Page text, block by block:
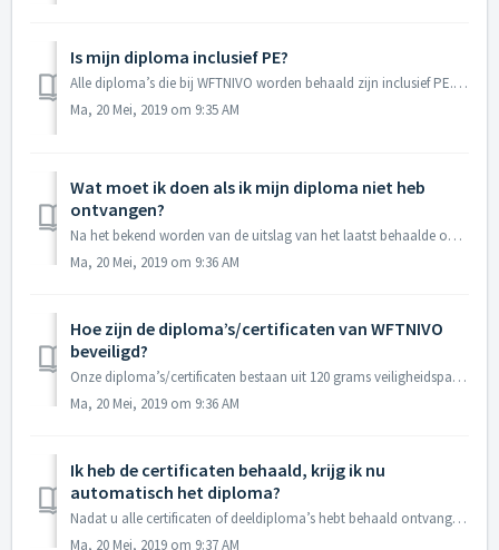
Is mijn diploma inclusief PE?
Alle diploma’s die bij WFTNIVO worden behaald zijn inclusief PE. Om welke PE het gaat, is afhankelijk van de periode waarin u het diploma hebt behaald. De P...
Ma, 20 Mei, 2019 om 9:35 AM
Wat moet ik doen als ik mijn diploma niet heb
ontvangen?
Na het bekend worden van de uitslag van het laatst behaalde onderdeel wordt het diploma danwel certificaat toegezonden of uitgereikt. Dit zal gebeuren binne...
Ma, 20 Mei, 2019 om 9:36 AM
Hoe zijn de diploma’s/certificaten van WFTNIVO
beveiligd?
Onze diploma’s/certificaten bestaan uit 120 grams veiligheidspapier, voorzien van een wereldwijd beschermd watermerk en onder UV-licht in drie kleuren oplic...
Ma, 20 Mei, 2019 om 9:36 AM
Ik heb de certificaten behaald, krijg ik nu
automatisch het diploma?
Nadat u alle certificaten of deeldiploma’s hebt behaald ontvangt u automatisch het diploma/certificaat. Dit zal gebeuren binnen de termijn die door CDFD en/...
Ma, 20 Mei, 2019 om 9:37 AM